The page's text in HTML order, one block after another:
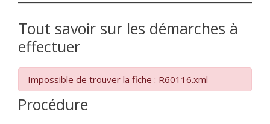
Tout savoir sur les démarches à
effectuer
Impossible de trouver la fiche : R60116.xml
Procédure